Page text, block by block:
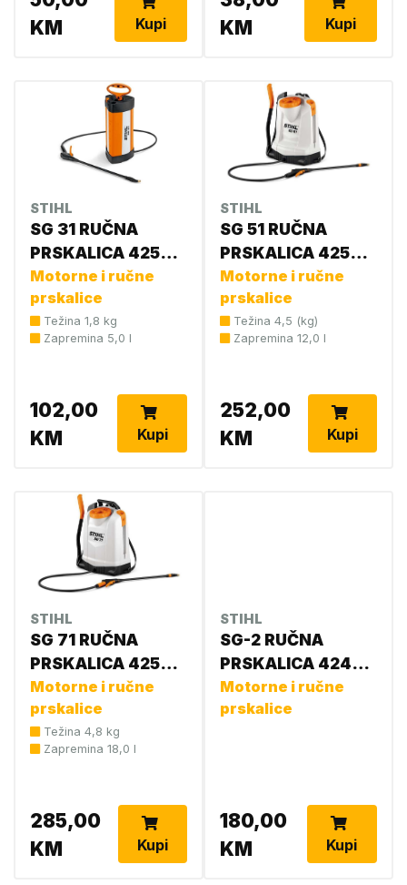
KM
Kupi
KM
Kupi
STIHL
SG 31 RUČNA
PRSKALICA 4255
019 4930
Motorne i ručne
prskalice
Težina 1,8 kg
Zapremina 5,0 l
102,00
KM
Kupi
STIHL
SG 51 RUČNA
PRSKALICA 4255
019 4950
Motorne i ručne
prskalice
Težina 4,5 (kg)
Zapremina 12,0 l
252,00
KM
Kupi
STIHL
SG 71 RUČNA
PRSKALICA 4255
019 4970
Motorne i ručne
prskalice
Težina 4,8 kg
Zapremina 18,0 l
285,00
KM
Kupi
STIHL
SG-2 RUČNA
PRSKALICA 4247
019 4901
Motorne i ručne
prskalice
180,00
KM
Kupi